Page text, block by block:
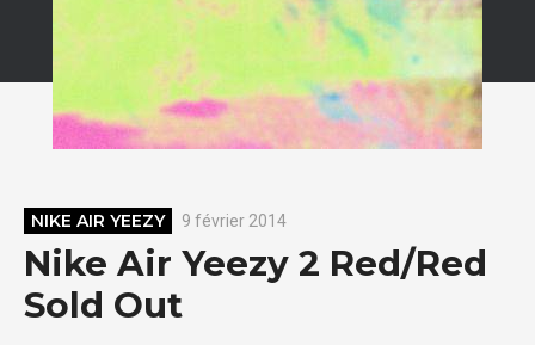
NIKE AIR YEEZY 9 février 2014
Nike Air Yeezy 2 Red/Red
Sold Out